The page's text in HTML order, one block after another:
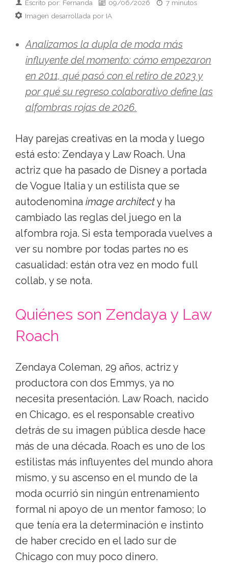
Escrito por: Fernanda 09/06/2026
7 minutos
Imagen desarrollada por IA
Analizamos la dupla de moda más
influyente del momento: cómo empezaron
en 2011, qué pasó con el retiro de 2023 y
por qué su regreso colaborativo define las
alfombras rojas de 2026.
Hay parejas creativas en la moda y luego
está esto: Zendaya y Law Roach. Una
actriz que ha pasado de Disney a portada
de Vogue Italia y un estilista que se
autodenomina image architecty ha
cambiado las reglas del juego en la
alfombra roja. Si esta temporada vuelves a
ver su nombre por todas partes no es
casualidad: están otra vez en modo full
collab, y se nota.
Quiénes son Zendaya y Law
Roach
Zendaya Coleman, 29 años, actriz y
productora con dos Emmys, ya no
necesita presentación. Law Roach, nacido
en Chicago, es el responsable creativo
detrás de su imagen pública desde hace
más de una década. Roach es uno de los
estilistas más influyentes del mundo ahora
mismo, y su ascenso en el mundo de la
moda ocurrió sin ningún entrenamiento
formal ni apoyo de un mentor famoso; lo
que tenía era la determinación e instinto
de haber crecido en el lado sur de
Chicago con muy poco dinero.